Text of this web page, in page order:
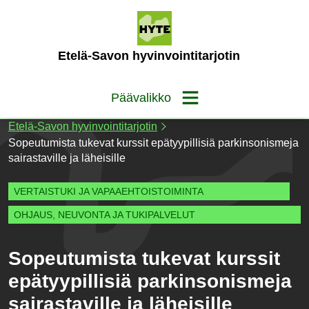
Etelä-Savon hyvinvointitarjotin
Päävalikko
Etelä-Savon hyvinvointitarjotin
Sopeutumista tukevat kurssit epätyypillisiä parkinsonismeja
sairastaville ja läheisille
VERTAISTUKI JA VAPAAEHTOISTOIMINTA
OHJAUS, NEUVONTA JA TUKIPALVELUT
Sopeutumista tukevat kurssit
epätyypillisiä parkinsonismeja
sairastaville ja läheisille